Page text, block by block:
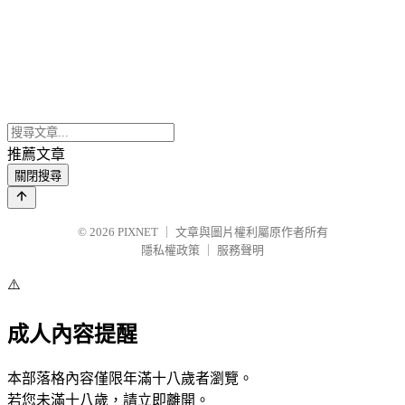
推薦文章
關閉搜尋
© 2026 PIXNET
文章與圖片權利屬原作者所有
隱私權政策
服務聲明
⚠️
成人內容提醒
本部落格內容僅限年滿十八歲者瀏覽。
若您未滿十八歲，請立即離開。